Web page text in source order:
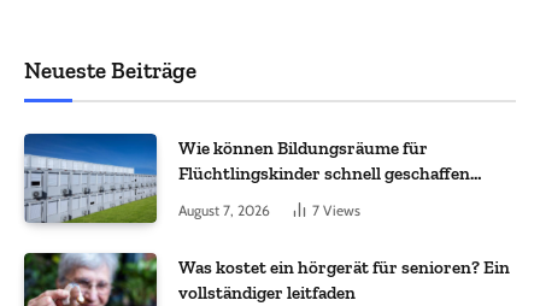
Neueste Beiträge
Wie können Bildungsräume für
Flüchtlingskinder schnell geschaffen
August 7, 2026 7 Views
Was kostet ein hörgerät für senioren? Ein
vollständiger leitfaden